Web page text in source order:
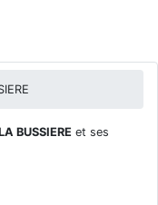
BUSSIERE et ses